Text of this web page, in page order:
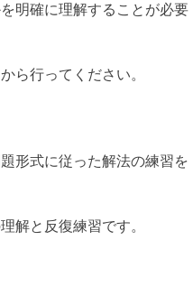
明確に理解することが必要
ら行ってください。
形式に従った解法の練習を
解と反復練習です。